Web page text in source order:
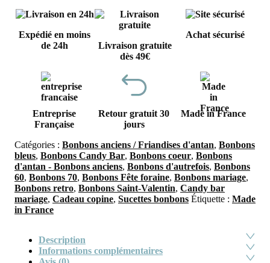
Expédié en moins
de 24h
Livraison gratuite
dès 49€
Achat sécurisé
Entreprise
Française
Retour gratuit 30
jours
Made in France
Catégories : Bonbons anciens / Friandises d'antan, Bonbons
bleus, Bonbons Candy Bar, Bonbons coeur, Bonbons
d'antan - Bonbons anciens, Bonbons d'autrefois, Bonbons
60, Bonbons 70, Bonbons Fête foraine, Bonbons mariage,
Bonbons retro, Bonbons Saint-Valentin, Candy bar
mariage, Cadeau copine, Sucettes bonbons Étiquette : Made
in France
Description
Informations complémentaires